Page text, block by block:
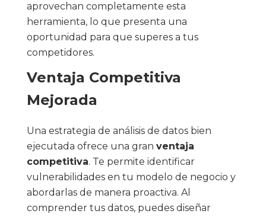
aprovechan completamente esta
herramienta, lo que presenta una
oportunidad para que superes a tus
competidores.
Ventaja Competitiva
Mejorada
Una estrategia de análisis de datos bien
ejecutada ofrece una gran ventaja
competitiva. Te permite identificar
vulnerabilidades en tu modelo de negocio y
abordarlas de manera proactiva. Al
comprender tus datos, puedes diseñar